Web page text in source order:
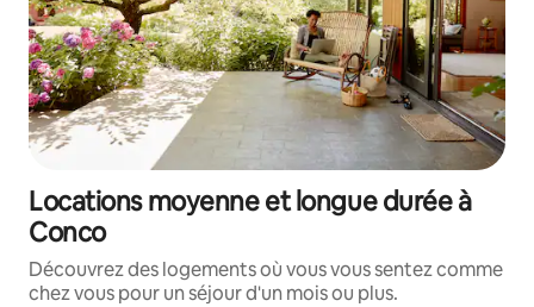
Locations moyenne et longue durée à
Conco
Découvrez des logements où vous vous sentez comme
chez vous pour un séjour d'un mois ou plus.